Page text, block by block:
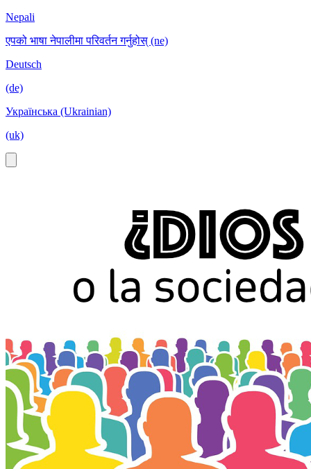
Nepali
एपको भाषा नेपालीमा परिवर्तन गर्नुहोस् (ne)
Deutsch
(de)
Українська (Ukrainian)
(uk)